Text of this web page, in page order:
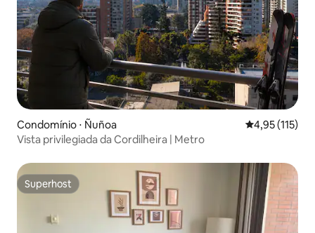
Condomínio ⋅ Ñuñoa 4,95 de uma
4,95 (115)
Vista privilegiada da Cordilheira | Metro
Superhost
Superhost